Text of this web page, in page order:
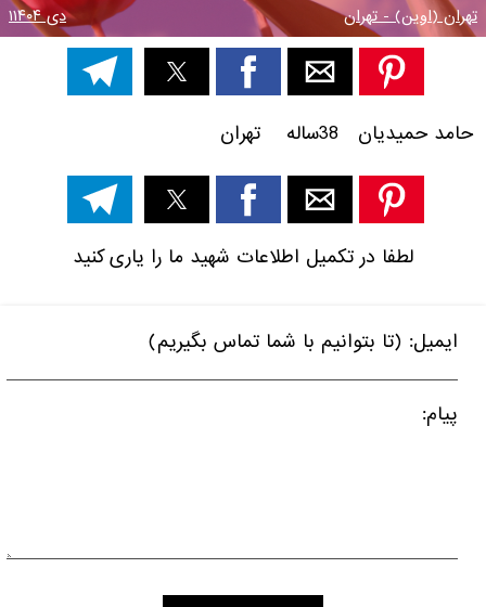
تهران (اوین) - تهران دی ۱۱۴۰۴
حامد حمیدیان 38ساله تهران
لطفا در تکمیل اطلاعات شهید ما را یاری کنید
ایمیل: (تا بتوانیم با شما تماس بگیریم)
پیام: